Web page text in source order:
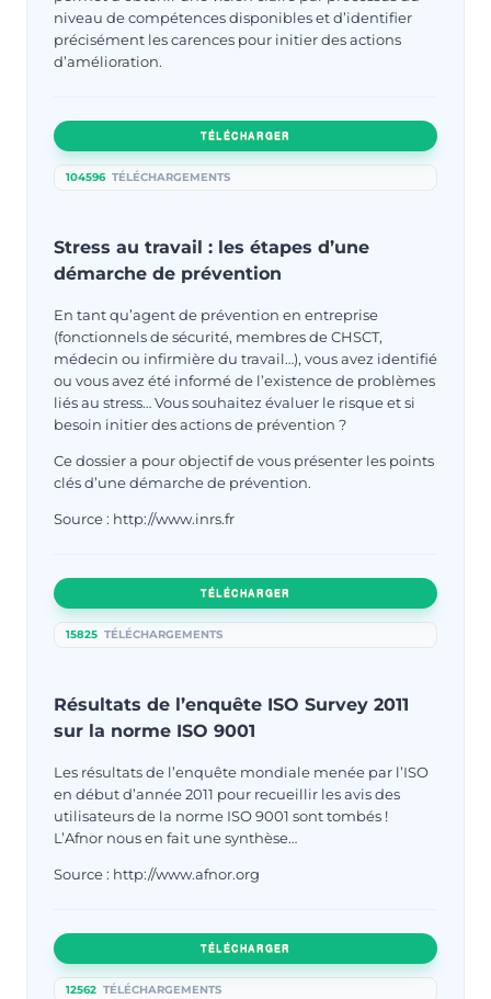
niveau de compétences disponibles et d’identifier
précisément les carences pour initier des actions
d’amélioration.
TÉLÉCHARGER
104596 TÉLÉCHARGEMENTS
Stress au travail : les étapes d’une
démarche de prévention
En tant qu’agent de prévention en entreprise
(fonctionnels de sécurité, membres de CHSCT,
médecin ou infirmière du travail…), vous avez identifié
ou vous avez été informé de l’existence de problèmes
liés au stress… Vous souhaitez évaluer le risque et si
besoin initier des actions de prévention ?
Ce dossier a pour objectif de vous présenter les points
clés d’une démarche de prévention.
Source : http://www.inrs.fr
TÉLÉCHARGER
15825 TÉLÉCHARGEMENTS
Résultats de l’enquête ISO Survey 2011
sur la norme ISO 9001
Les résultats de l’enquête mondiale menée par l’ISO
en début d’année 2011 pour recueillir les avis des
utilisateurs de la norme ISO 9001 sont tombés !
L’Afnor nous en fait une synthèse…
Source : http://www.afnor.org
TÉLÉCHARGER
12562 TÉLÉCHARGEMENTS